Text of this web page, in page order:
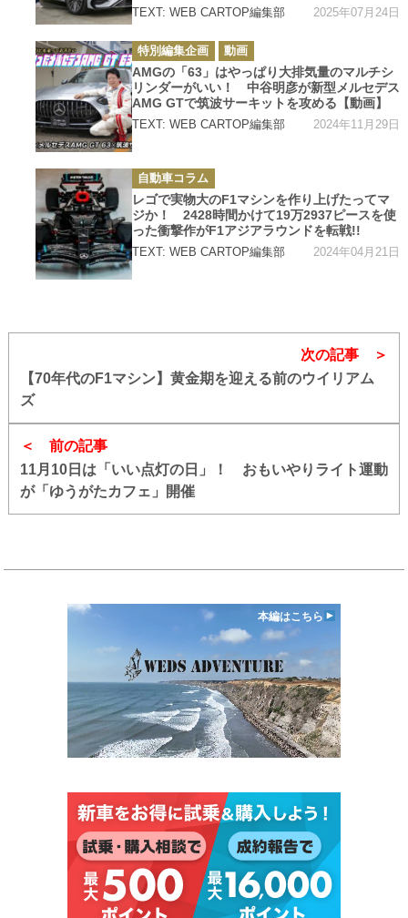
TEXT: WEB CARTOP編集部 2025年07月24日
カ
テ
ゴ
リ
ー
特別編集企画 動画
AMGの「63」はやっぱり大排気量のマルチシ
リンダーがいい！ 中谷明彦が新型メルセデス
AMG GTで筑波サーキットを攻める【動画】
TEXT: WEB CARTOP編集部 2024年11月29日
カ
テ
ゴ
リ
ー
自動車コラム
レゴで実物大のF1マシンを作り上げたってマ
ジか！ 2428時間かけて19万2937ピースを使
った衝撃作がF1アジアラウンドを転戦!!
TEXT: WEB CARTOP編集部 2024年04月21日
前の記事
11月10日は「いい点灯の日」！ おもいやりライト運動
が「ゆうがたカフェ」開催
次の記事
【70年代のF1マシン】黄金期を迎える前のウイリアム
ズ
本編はこちら